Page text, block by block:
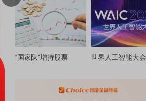
“国家队”增持股票 世界人工智能大会